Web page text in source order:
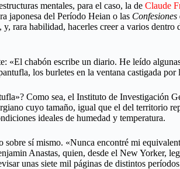
mentales, para el caso, la de Claude
japonesa del Período Heian o las Confesiones
rara habilidad, hacerles creer a varios
«El chabón escribe un diario. He leído
los burletes en la ventana castigada
Como sea, el Instituto de Investigación
cuyo tamaño, igual que el del territorio
ideales de humedad y temperatura.
sí mismo. «Nunca encontré mi
Anastas, quien, desde el New Yorker,
unas siete mil páginas de distintos